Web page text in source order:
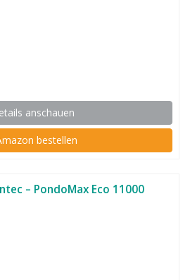
anschauen
bestellen
– PondoMax Eco 11000